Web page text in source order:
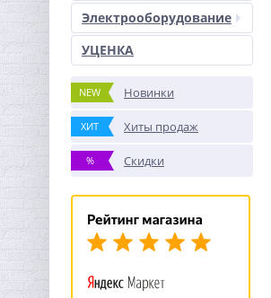
Электрооборудование
УЦЕНКА
NEW Новинки
ХИТ Хиты продаж
% Скидки